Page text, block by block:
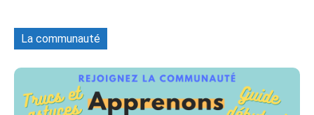
La communauté